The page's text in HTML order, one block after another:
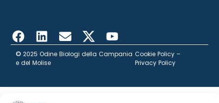
©2025 Odine Biologi della Campania
e del Molise
Cookie Policy –
Privacy Policy